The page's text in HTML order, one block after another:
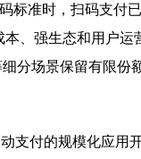
标准时，扫码支付
、强生态和用户
分场景保留有限份额
支付的规模化应用